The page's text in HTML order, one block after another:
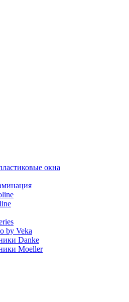
окна
by Veka
Danke
Moeller